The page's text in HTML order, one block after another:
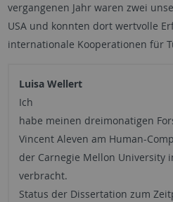
vergangenen Jahr waren zwei
USA und konnten dort wertvolle
internationale Kooperationen für
Luisa Wellert
Ich
habe meinen dreimonatigen
Vincent Aleven am Human-
der Carnegie Mellon University
verbracht.
Status der Dissertation zum